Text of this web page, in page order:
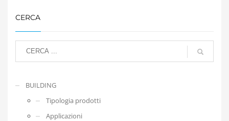
CERCA
BUILDING
Tipologia prodotti
Applicazioni